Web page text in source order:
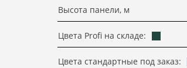
Высота панели, м
Цвета Profi на складе:
Цвета стандартные под заказ: